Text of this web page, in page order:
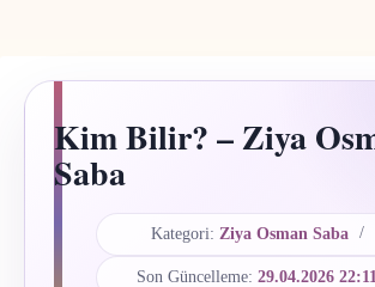
Kim Bilir? – Ziya
Saba
Kategori: Ziya Osman Saba
Son Güncelleme: 29.04.2026